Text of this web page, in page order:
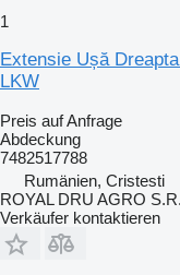
1
Extensie Ușă
LKW
Preis auf Anfrage
Abdeckung
7482517788
Rumänien, Cristesti
ROYAL DRU AGRO
Verkäufer kontaktieren